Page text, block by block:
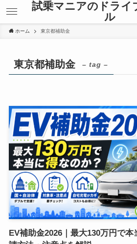
試乗マニアのドライ
ル
ホーム 東京都補助金
東京都補助金 – tag –
EV補助金2026｜最大130万円で